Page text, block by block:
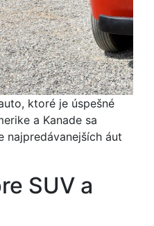
ktoré je úspešné
a Kanade sa
najpredávanejších áut
SUV a